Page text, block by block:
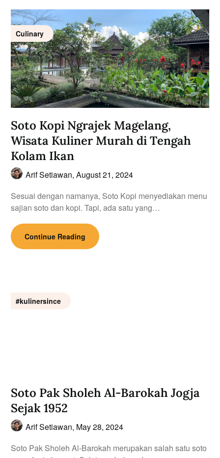
Culinary
Soto Kopi Ngrajek Magelang,
Wisata Kuliner Murah di Tengah
Kolam Ikan
Arif Setiawan,August 21, 2024
Sesuai dengan namanya, Soto Kopi menyediakan menu
sajian soto dan kopi. Tapi, ada satu yang…
Continue Reading
#kulinersince
Soto Pak Sholeh Al-Barokah Jogja
Sejak 1952
Arif Setiawan, May 28, 2024
Soto Pak Sholeh Al-Barokah merupakan salah satu soto